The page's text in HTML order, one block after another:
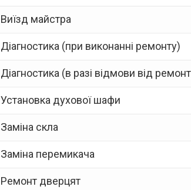
Виїзд майстра
Діагностика (при виконанні ремонту)
Діагностика (в разі відмови від
Установка духової шафи
Заміна скла
Заміна перемикача
Ремонт дверцят